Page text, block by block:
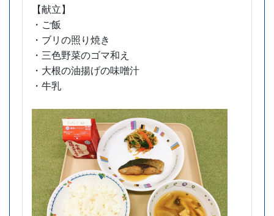
【献立】
・ご飯
・ブリの照り焼き
・三色野菜のゴマ和え
・大根の油揚げの味噌汁
・牛乳